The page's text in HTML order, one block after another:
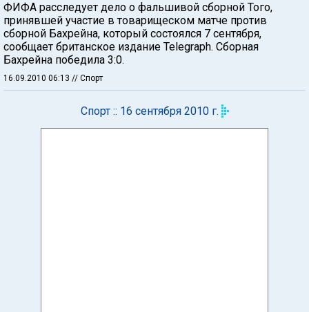
ФИФА расследует дело о фальшивой сборной Того,
принявшей участие в товарищеском матче против
сборной Бахрейна, который состоялся 7 сентября,
сообщает британское издание Telegraph. Сборная
Бахрейна победила 3:0.
16.09.2010 06:13 // Спорт
Спорт :: 16 сентября 2010 г.